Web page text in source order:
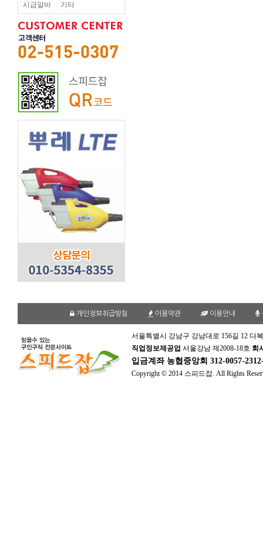
시급알바 기타
개인정보취급방침 이용약관 이용안내
서울특별시 강남구 강남대로 156길 12 다
직업정보제공업 서울강남 제2008-18호 회
입금계좌 농협중앙회 312-0057-
Copyright © 2014 스피드잡. All Rights